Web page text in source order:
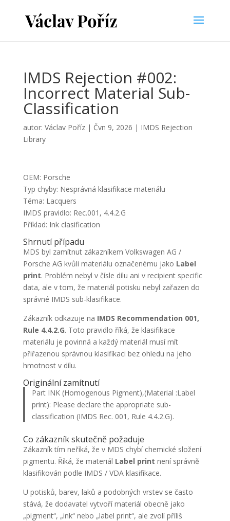
IMDS Rejection #002:
Incorrect Material Sub-
Classification
autor: Václav Poříz| Čvn 9, 2026 | IMDS Rejection
Library
OEM: Porsche
Typ chyby: Nesprávná klasifikace materiálu
Téma: Lacquers
IMDS pravidlo: Rec.001, 4.4.2.G
Příklad: Ink clasification
Shrnutí případu
MDS byl zamítnut zákazníkem Volkswagen AG /
Porsche AG kvůli materiálu označenému jako Label
print. Problém nebyl v čísle dílu ani v recipient specific
data, ale v tom, že materiál potisku nebyl zařazen do
správné IMDS sub-klasifikace.
Zákazník odkazuje na IMDS Recommendation 001,
Rule 4.4.2.G. Toto pravidlo říká, že klasifikace
materiálu je povinná a každý materiál musí mít
přiřazenou správnou klasifikaci bez ohledu na jeho
hmotnost v dílu.
Originální zamítnutí
Part INK (Homogenous Pigment),(Material :Label
print): Please declare the appropriate sub-
classification (IMDS Rec. 001, Rule 4.4.2.G).
Co zákazník skutečně požaduje
Zákazník tím neříká, že v MDS chybí chemické složení
pigmentu. Říká, že materiál Label print není správně
klasifikován podle IMDS / VDA klasifikace.
U potisků, barev, laků a podobných vrstev se často
stává, že dodavatel vytvoří materiál obecně jako
„pigment“, „ink“ nebo „label print“, ale zvolí příliš